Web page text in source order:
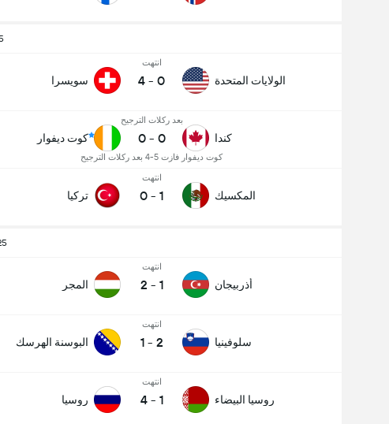
الولايات المتحدة
انتهت
0
-
4 سويسرا
كندا
بعد ركلات الترجيح
0
-
0
كوت ديفوار فازت 5-4 بعد ركلات الترجيح
كوت ديفوار
المكسيك
انتهت
1
-
0 تركيا
أذربيجان
انتهت
1
-
2 المجر
سلوفينيا
انتهت
2
-
1 البوسنة الهرسك
روسيا البيضاء
انتهت
1
-
4 روسيا